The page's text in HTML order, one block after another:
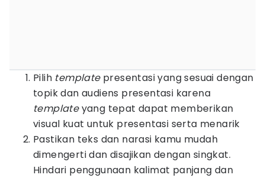
Pilih templatepresentasi yang sesuai dengan
topik dan audiens presentasi karena
templateyang tepat dapat memberikan
visual kuat untuk presentasi serta menarik
Pastikan teks dan narasi kamu mudah
dimengerti dan disajikan dengan singkat.
Hindari penggunaan kalimat panjang dan